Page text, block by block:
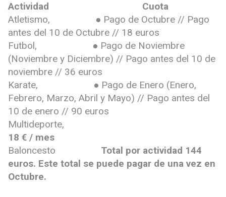
Actividad
Cuota
Atletismo, ● Pago de Octubre // Pago
antes del 10 de Octubre // 18 euros
Futbol, ● Pago de Noviembre
(Noviembre y Diciembre) // Pago antes del 10 de
noviembre // 36 euros
Karate, ● Pago de Enero (Enero,
Febrero, Marzo, Abril y Mayo) // Pago antes del
10 de enero // 90 euros
Multideporte,
18 € / mes
Baloncesto
Total por actividad 144
euros. Este total se puede pagar de una vez en
Octubre.